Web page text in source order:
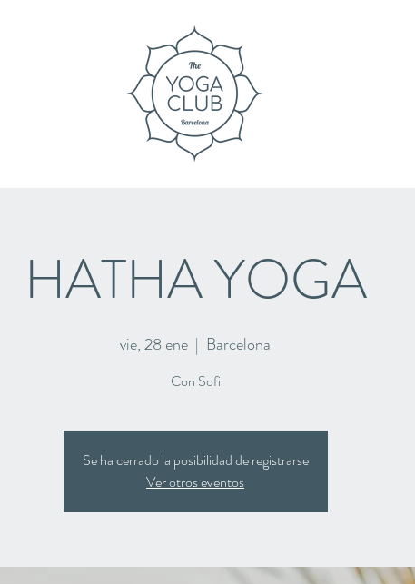
HATHA YOGA
vie, 28 ene
  |
Barcelona
Con Sofi
Se ha cerrado la posibilidad de registrarse
Ver otros eventos